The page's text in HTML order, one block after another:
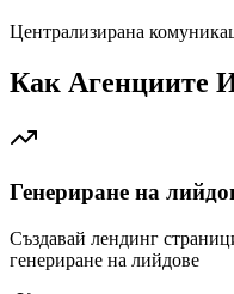
Централизирана
Как Агенциите
Генериране на
Създавай лендинг
генериране на лийдове